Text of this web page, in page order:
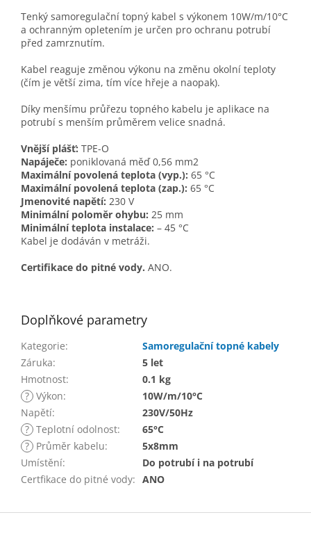
Tenký samoregulační topný kabel s výkonem 10W/m/10°C
a ochranným opletením je určen pro ochranu potrubí
před zamrznutím.
Kabel reaguje změnou výkonu na změnu okolní teploty
(čím je větší zima, tím více hřeje a naopak).
Díky menšímu průřezu topného kabelu je aplikace na
potrubí s menším průměrem velice snadná.
Vnější plášť: TPE-O
Napáječe: poniklovaná měď 0,56 mm2
Maximální povolená teplota (vyp.): 65 °C
Maximální povolená teplota (zap.): 65 °C
Jmenovité napětí: 230 V
Minimální poloměr ohybu: 25 mm
Minimální teplota instalace: – 45 °C
Kabel je dodáván v metráži.
Certifikace do pitné vody. ANO.
Doplňkové parametry
Kategorie:
Samoregulační topné kabely
Záruka:
5 let
Hmotnost:
0.1 kg
? Výkon:
10W/m/10°C
Napětí:
230V/50Hz
? Teplotní odolnost:
65°C
? Průměr kabelu:
5x8mm
Umístění:
Do potrubí i na potrubí
Certfikace do pitné vody: ANO
Z